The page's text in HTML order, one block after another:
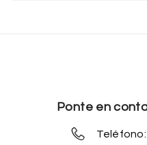
Ponte en
Teléfono: